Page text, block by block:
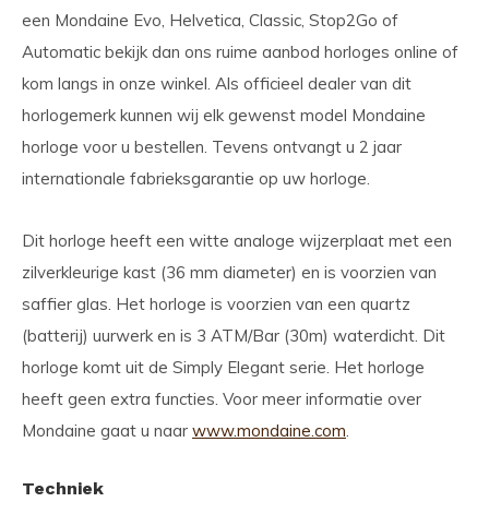
een Mondaine Evo, Helvetica, Classic, Stop2Go of
Automatic bekijk dan ons ruime aanbod horloges online of
kom langs in onze winkel. Als officieel dealer van dit
horlogemerk kunnen wij elk gewenst model Mondaine
horloge voor u bestellen. Tevens ontvangt u 2 jaar
internationale fabrieksgarantie op uw horloge.
Dit horloge heeft een witte analoge wijzerplaat met een
zilverkleurige kast (36 mm diameter) en is voorzien van
saffier glas. Het horloge is voorzien van een quartz
(batterij) uurwerk en is 3 ATM/Bar (30m) waterdicht. Dit
horloge komt uit de Simply Elegant serie. Het horloge
heeft geen extra functies. Voor meer informatie over
Mondaine gaat u naar www.mondaine.com.
Techniek